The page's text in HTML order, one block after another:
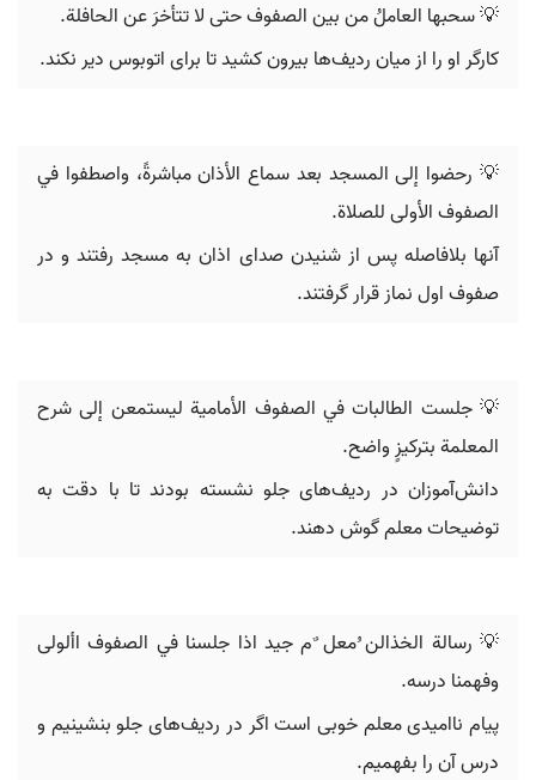
💡 سحبها العاملُ من بين الصفوف حتى لا تتأخرَ عن الحافلة.
کارگر او را از میان ردیف‌ها بیرون کشید تا برای اتوبوس دیر نکند.
💡 رحضوا إلى المسجد بعد سماع الأذان مباشرةً، واصطفوا في
الصفوف الأولى للصلاة.
آنها بلافاصله پس از شنیدن صدای اذان به مسجد رفتند و در
صفوف اول نماز قرار گرفتند.
💡 جلست الطالبات في الصفوف الأمامية ليستمعن إلى شرح
المعلمة بتركيزٍ واضح.
دانش‌آموزان در ردیف‌های جلو نشسته بودند تا با دقت به
توضیحات معلم گوش دهند.
💡 ‫رسالة‬ ‫الخذالن ُمعل ٌم جيد اذا جلسنا في الصفوف األولى‬
‫وفهمنا درسه.
پیام ناامیدی معلم خوبی است اگر در ردیف‌های جلو بنشینیم و
درس آن را بفهمیم.